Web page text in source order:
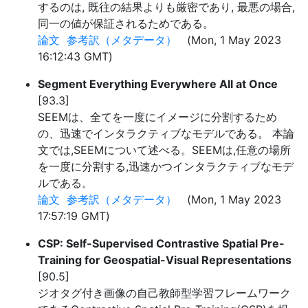
するのは, 既往の結果よりも厳密であり, 最悪の場合,
同一の値が保証されるためである。
論文 参考訳（メタデータ）
(Mon, 1 May 2023
16:12:43 GMT)
Segment Everything Everywhere All at Once
[93.3]
SEEMは、全てを一度にイメージに分割するため
の、迅速でインタラクティブなモデルである。 本論
文では,SEEMについて述べる。SEEMは,任意の場所
を一度に分割する,迅速かつインタラクティブなモデ
ルである。
論文 参考訳（メタデータ）
(Mon, 1 May 2023
17:57:19 GMT)
CSP: Self-Supervised Contrastive Spatial Pre-
Training for Geospatial-Visual Representations
[90.5]
ジオタグ付き画像の自己教師型学習フレームワーク